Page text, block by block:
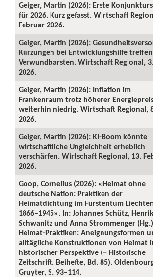
Geiger, Martin (2026): Erste
für 2026. Kurz gefasst. Wirtschaft
Februar 2026.
Geiger, Martin (2026):
Kürzungen bei Entwicklungshilfe
Verwundbarsten. Wirtschaft Regional,
2026.
Geiger, Martin (2026): Inflation im
Frankenraum trotz höherer
weiterhin niedrig. Wirtschaft Regional,
2026.
Geiger, Martin (2026): KI-Boom könnte
wirtschaftliche Ungleichheit erheblich
verschärfen. Wirtschaft Regional, 13.
2026.
Goop, Cornelius (2026): «Heimat ohne
deutsche Nation: Praktiken der
Heimatdichtung im Fürstentum
1866–1945». In: Johannes Schütz, Henrik
Schwanitz und Anna Strommenger
Heimat-Praktiken: Aneignungsformen
alltägliche Konstruktionen von Heimat
historischer Perspektive (= Historische
Zeitschrift. Beihefte, Bd. 85).
Gruyter, S. 93–114.